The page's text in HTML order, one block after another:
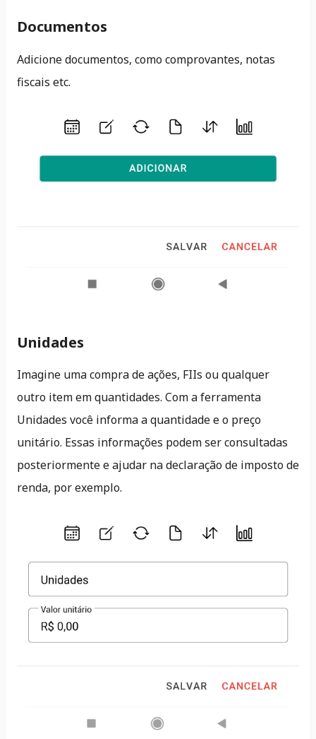
Documentos
Adicione documentos, como comprovantes, notas
fiscais etc.
Unidades
Imagine uma compra de ações, FIIs ou qualquer
outro item em quantidades. Com a ferramenta
Unidades você informa a quantidade e o preço
unitário. Essas informações podem ser consultadas
posteriormente e ajudar na declaração de imposto de
renda, por exemplo.